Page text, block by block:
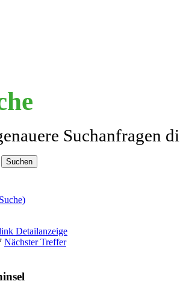
Suchanfragen
Detailanzeige
Nächster Treffer